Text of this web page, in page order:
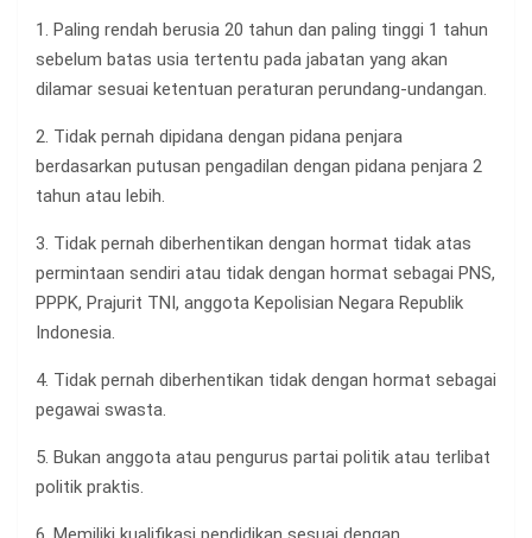
1. Paling rendah berusia 20 tahun dan paling tinggi 1 tahun
sebelum batas usia tertentu pada jabatan yang akan
dilamar sesuai ketentuan peraturan perundang-undangan.
2. Tidak pernah dipidana dengan pidana penjara
berdasarkan putusan pengadilan dengan pidana penjara 2
tahun atau lebih.
3. Tidak pernah diberhentikan dengan hormat tidak atas
permintaan sendiri atau tidak dengan hormat sebagai PNS,
PPPK, Prajurit TNI, anggota Kepolisian Negara Republik
Indonesia.
4. Tidak pernah diberhentikan tidak dengan hormat sebagai
pegawai swasta.
5. Bukan anggota atau pengurus partai politik atau terlibat
politik praktis.